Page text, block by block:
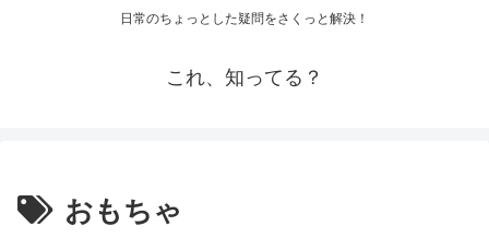
日常のちょっとした疑問をさくっと解決！
これ、知ってる？
おもちゃ